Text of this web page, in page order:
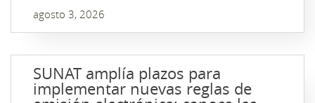
agosto 3, 2026
SUNAT amplía plazos para
implementar nuevas reglas de